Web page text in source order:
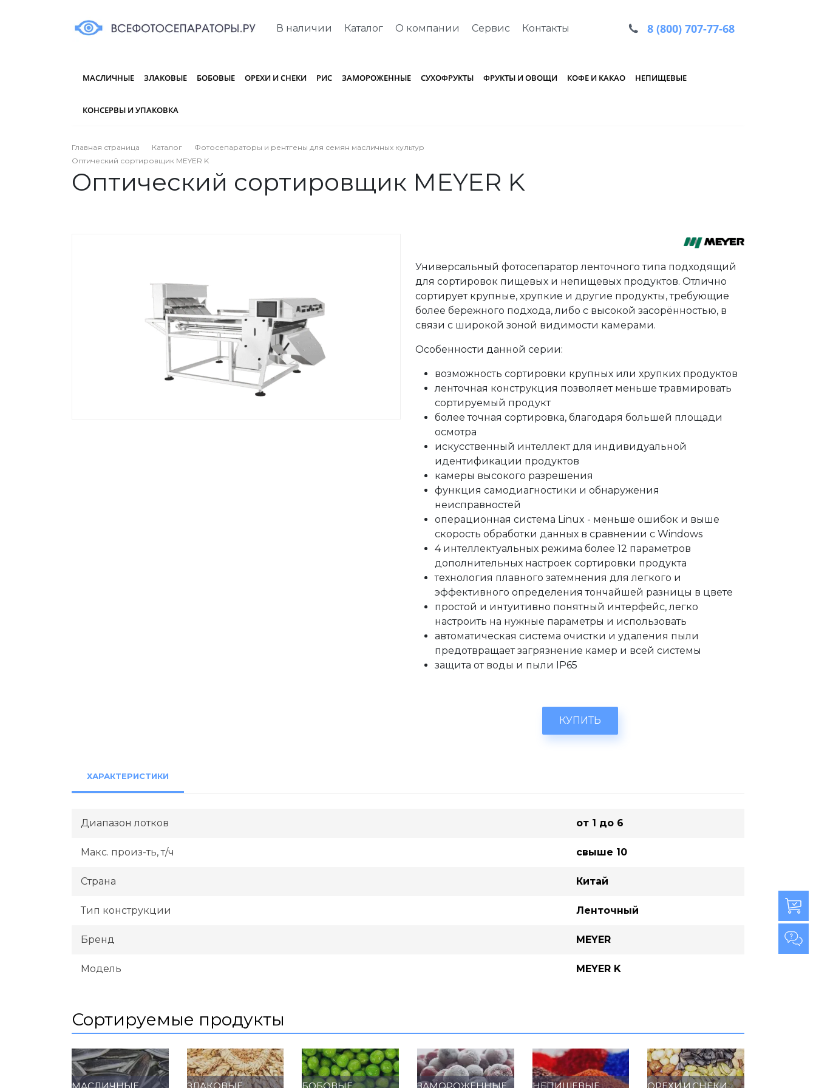
В наличии Каталог О компании Сервис Контакты 8 (800) 707-77-68
МАСЛИЧНЫЕ ЗЛАКОВЫЕ БОБОВЫЕ ОРЕХИ И СНЕКИ РИС ЗАМОРОЖЕННЫЕ СУХОФРУКТЫ ФРУКТЫ И ОВОЩИ КОФЕ И КАКАО НЕПИЩЕВЫЕ
КОНСЕРВЫ И УПАКОВКА
Главная страница Каталог
Фотосепараторы и рентгены для семян масличных культур
Оптический сортировщик MEYER K
Оптический сортировщик MEYER K
Универсальный фотосепаратор ленточного типа подходящий
для сортировок пищевых и непищевых продуктов. Отлично
сортирует крупные, хрупкие и другие продукты, требующие
более бережного подхода, либо с высокой засорённостью, в
связи с широкой зоной видимости камерами.
Особенности данной серии:
возможность сортировки крупных или хрупких продуктов
ленточная конструкция позволяет меньше травмировать
сортируемый продукт
более точная сортировка, благодаря большей площади
осмотра
искусственный интеллект для индивидуальной
идентификации продуктов
камеры высокого разрешения
функция самодиагностики и обнаружения
неисправностей
операционная система Linux - меньше ошибок и выше
скорость обработки данных в сравнении с Windows
4 интеллектуальных режима более 12 параметров
дополнительных настроек сортировки продукта
технология плавного затемнения для легкого и
эффективного определения тончайшей разницы в цвете
простой и интуитивно понятный интерфейс, легко
настроить на нужные параметры и использовать
автоматическая система очистки и удаления пыли
предотвращает загрязнение камер и всей системы
защита от воды и пыли IP65
КУПИТЬ
ХАРАКТЕРИСТИКИ
Диапазон лотков от 1 до 6
Макс. произ-ть, т/ч свыше 10
Страна Китай
Тип конструкции Ленточный
Бренд MEYER
Модель MEYER K
Сортируемые продукты
МАСЛИЧНЫЕ ЗЛАКОВЫЕ БОБОВЫЕ ЗАМОРОЖЕННЫЕ НЕПИЩЕВЫЕ ОРЕХИ И СНЕКИ